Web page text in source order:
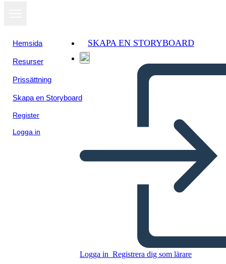
Hemsida
Resurser
Prissättning
Skapa en Storyboard
Register
Logga in
SKAPA EN STORYBOARD
Logga in Registrera dig som lärare
Kopiera denna storyboard